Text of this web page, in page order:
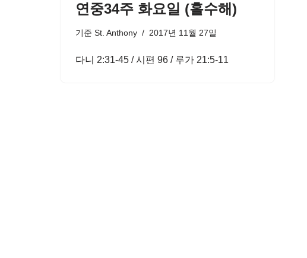
연중34주 화요일 (홀수해)
기준 St. Anthony 2017년 11월 27일
다니 2:31-45 / 시편 96 / 루가 21:5-11